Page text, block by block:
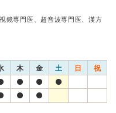
鏡専門医、超音波専門医、漢方
木 金 土 日 祝